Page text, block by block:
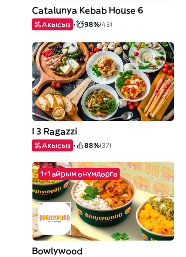
Catalunya Kebab House 6
Акысыз 98%(43)
I 3 Ragazzi
Акысыз 88%(37)
1+1 айрым өнүмдөргө
Bowlywood